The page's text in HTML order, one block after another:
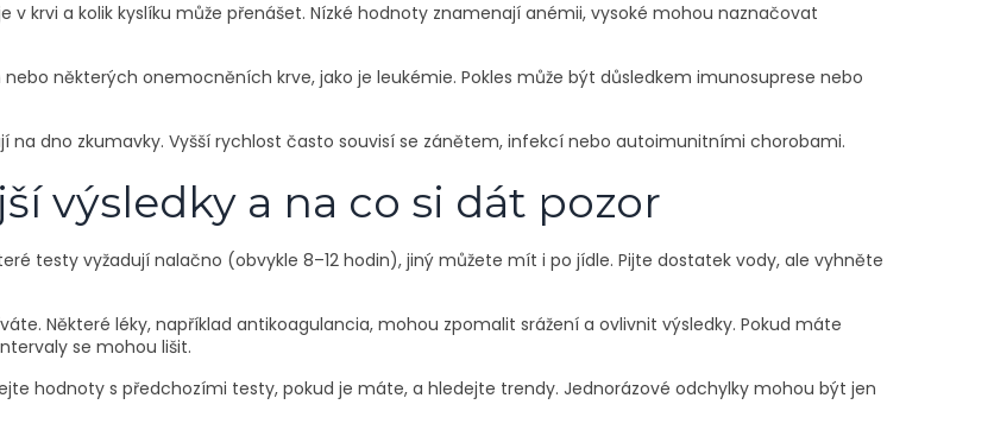
v krvi a kolik kyslíku může přenášet. Nízké hodnoty znamenají anémii, vysoké mohou naznačovat
některých onemocněních krve, jako je leukémie. Pokles může být důsledkem imunosuprese nebo
na dno zkumavky. Vyšší rychlost často souvisí se zánětem, infekcí nebo autoimunitními chorobami.
výsledky a na co si dát pozor
testy vyžadují nalačno (obvykle 8–12 hodin), jiný můžete mít i po jídle. Pijte dostatek vody, ale vyhněte
Některé léky, například antikoagulancia, mohou zpomalit srážení a ovlivnit výsledky. Pokud máte
se mohou lišit.
hodnoty s předchozími testy, pokud je máte, a hledejte trendy. Jednorázové odchylky mohou být jen